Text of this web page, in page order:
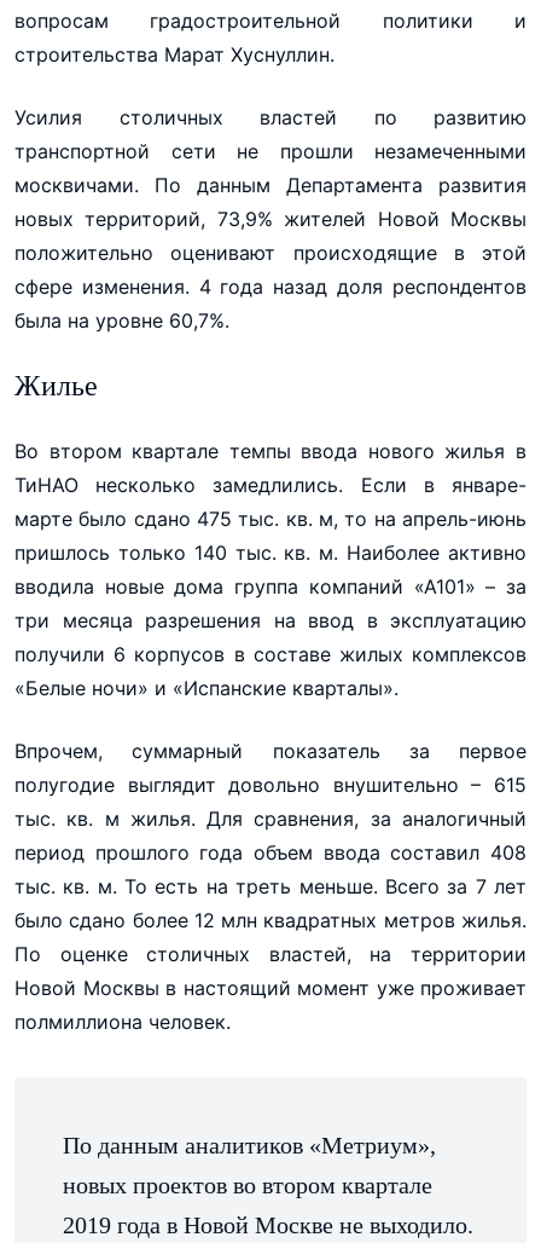
вопросам градостроительной политики и
строительства Марат Хуснуллин.
Усилия столичных властей по развитию
транспортной сети не прошли незамеченными
москвичами. По данным Департамента развития
новых территорий, 73,9% жителей Новой Москвы
положительно оценивают происходящие в этой
сфере изменения. 4 года назад доля респондентов
была на уровне 60,7%.
Жилье
Во втором квартале темпы ввода нового жилья в
ТиНАО несколько замедлились. Если в январе-
марте было сдано 475 тыс. кв. м, то на апрель-июнь
пришлось только 140 тыс. кв. м. Наиболее активно
вводила новые дома группа компаний «А101» – за
три месяца разрешения на ввод в эксплуатацию
получили 6 корпусов в составе жилых комплексов
«Белые ночи» и «Испанские кварталы».
Впрочем, суммарный показатель за первое
полугодие выглядит довольно внушительно – 615
тыс. кв. м жилья. Для сравнения, за аналогичный
период прошлого года объем ввода составил 408
тыс. кв. м. То есть на треть меньше. Всего за 7 лет
было сдано более 12 млн квадратных метров жилья.
По оценке столичных властей, на территории
Новой Москвы в настоящий момент уже проживает
полмиллиона человек.
По данным аналитиков «Метриум»,
новых проектов во втором квартале
2019 года в Новой Москве не выходило.